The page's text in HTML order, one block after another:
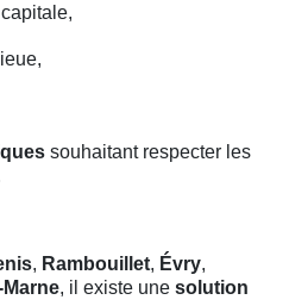
souhaitant respecter les
, Rambouillet, Évry,
, il existe une solution